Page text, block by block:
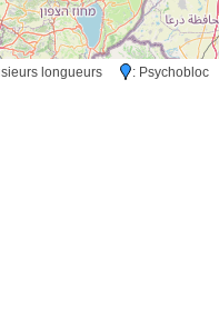
longueurs : Psychobloc